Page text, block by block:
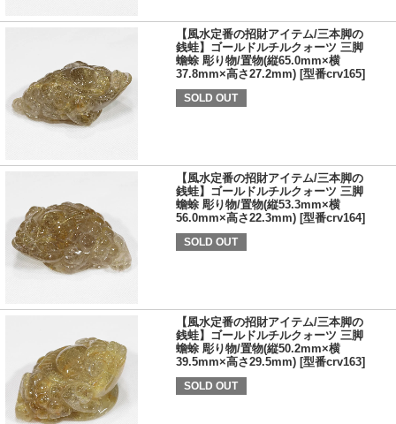
【風水定番の招財アイテム/三本脚の
銭蛙】ゴールドルチルクォーツ 三脚
蟾蜍 彫り物/置物(縦65.0mm×横
37.8mm×高さ27.2mm) [型番crv165]
SOLD OUT
【風水定番の招財アイテム/三本脚の
銭蛙】ゴールドルチルクォーツ 三脚
蟾蜍 彫り物/置物(縦53.3mm×横
56.0mm×高さ22.3mm) [型番crv164]
SOLD OUT
【風水定番の招財アイテム/三本脚の
銭蛙】ゴールドルチルクォーツ 三脚
蟾蜍 彫り物/置物(縦50.2mm×横
39.5mm×高さ29.5mm) [型番crv163]
SOLD OUT